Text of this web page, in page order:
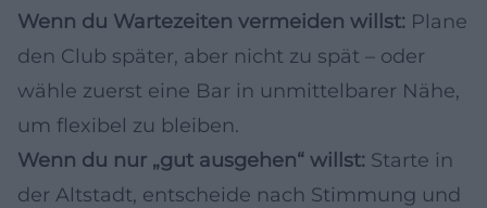
Wenn du Wartezeiten vermeiden willst: Plane
den Club später, aber nicht zu spät – oder
wähle zuerst eine Bar in unmittelbarer Nähe,
um flexibel zu bleiben.
Wenn du nur „gut ausgehen“ willst: Starte in
der Altstadt, entscheide nach Stimmung und